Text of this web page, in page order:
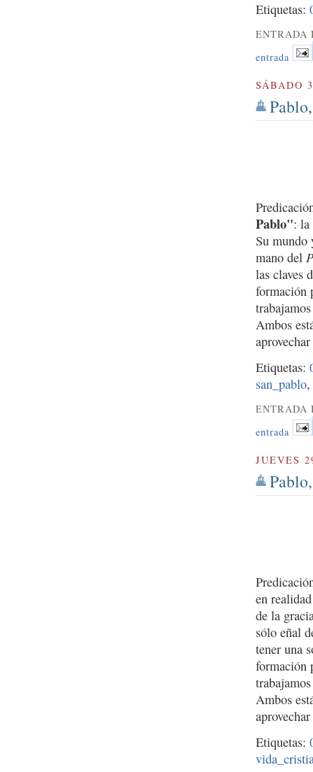
Etiquetas:
ENTRADA
entrada
SÁBADO
Pablo": la
Su mundo
mano del
las claves
formación
Ambos
Etiquetas:
san_pablo
ENTRADA
entrada
JUEVES
en
de la
sólo eñal
tener una
formación
Ambos
Etiquetas: